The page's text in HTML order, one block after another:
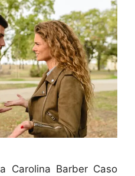
Car­oli­na Bar­ber Caso